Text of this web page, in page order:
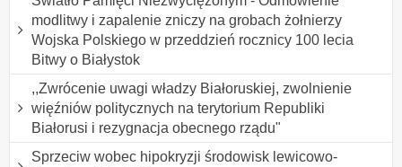
modlitwy i zapalenie zniczy na grobach żołnierzy
Wojska Polskiego w przeddzień rocznicy 100 lecia
Bitwy o Białystok
,,Zwrócenie uwagi władzy Białoruskiej, zwolnienie
więźniów politycznych na terytorium Republiki
Białorusi i rezygnacja obecnego rządu"
Sprzeciw wobec hipokryzji środowisk lewicowo-